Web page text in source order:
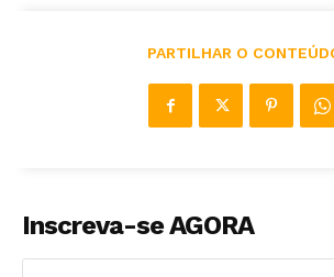
PARTILHAR O
Inscreva-se AGORA